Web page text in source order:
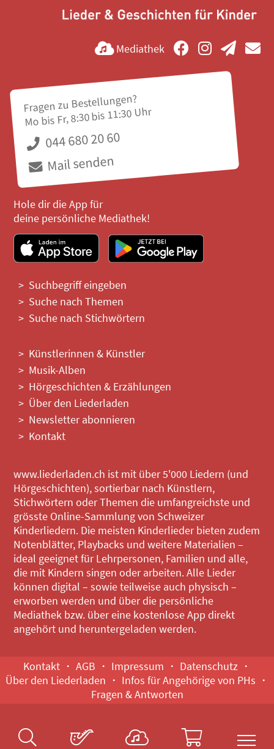
Mediathek
Fragen zu Bestellungen?
Mo bis Fr, 8:30 bis 11:30 Uhr
044 680 20 60
Mail senden
Hole dir die App für
deine persönliche Mediathek!
Suchbegriff eingeben
Suche nach Themen
Suche nach Stichwörtern
Künstlerinnen & Künstler
Musik-Alben
Hörgeschichten & Erzählungen
Über den Liederladen
Newsletter abonnieren
Kontakt
www.liederladen.ch ist mit über 5'000 Liedern (und
Hörgeschichten), sortierbar nach Künstlern,
Stichwörtern oder Themen die umfangreichste und
grösste Online-Sammlung von Schweizer
Kinderliedern. Die meisten Kinderlieder bieten zudem
Notenblätter, Playbacks und weitere Materialien –
ideal geeignet für Lehrpersonen, Familien und alle,
die mit Kindern singen oder arbeiten. Alle Lieder
können digital – sowie teilweise auch physisch –
erworben werden und über die persönliche
Mediathek bzw. über eine kostenlose App direkt
angehört und heruntergeladen werden.
Kontakt AGB Impressum
Datenschutz
Über den Liederladen
Infos für Angehörige von PHs
Fragen & Antworten